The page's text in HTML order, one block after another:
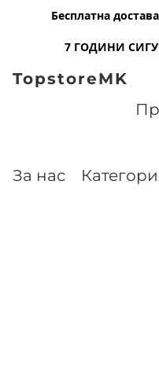
Бесплатна
7 ГОДИНИ
TopstoreMK
За нас